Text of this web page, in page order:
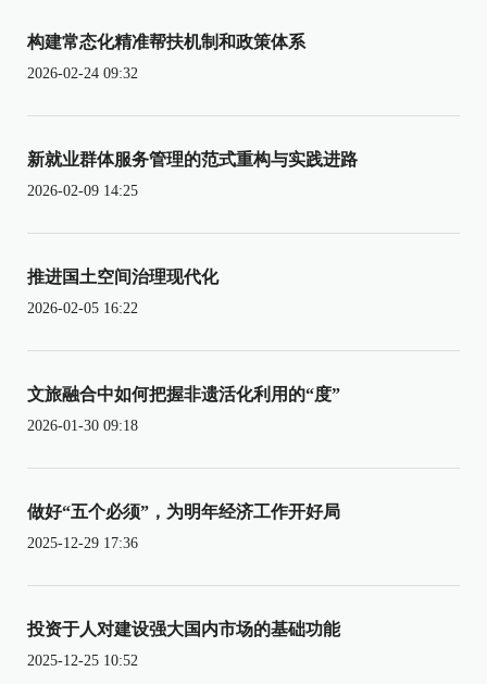
构建常态化精准帮扶机制和政策体系
2026-02-24 09:32
新就业群体服务管理的范式重构与实践进路
2026-02-09 14:25
推进国土空间治理现代化
2026-02-05 16:22
文旅融合中如何把握非遗活化利用的“度”
2026-01-30 09:18
做好“五个必须”，为明年经济工作开好局
2025-12-29 17:36
投资于人对建设强大国内市场的基础功能
2025-12-25 10:52